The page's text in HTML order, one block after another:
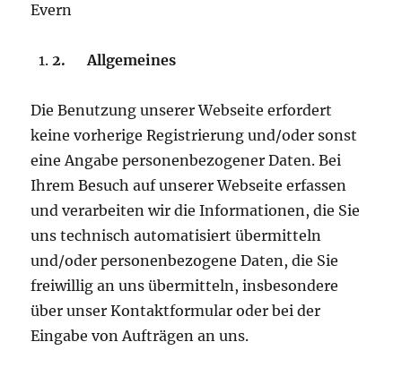
Evern
2.Allgemeines
Die Benutzung unserer Webseite erfordert
keine vorherige Registrierung und/oder sonst
eine Angabe personenbezogener Daten. Bei
Ihrem Besuch auf unserer Webseite erfassen
und verarbeiten wir die Informationen, die Sie
uns technisch automatisiert übermitteln
und/oder personenbezogene Daten, die Sie
freiwillig an uns übermitteln, insbesondere
über unser Kontaktformular oder bei der
Eingabe von Aufträgen an uns.